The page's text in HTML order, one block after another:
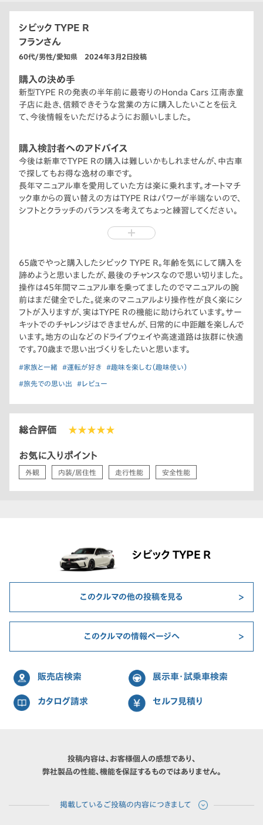
シビック TYPE R
フランさん
60代/男性/愛知県 2024年3月2日投稿
購入の決め手
新型TYPE Rの発表の半年前に最寄りのHonda Cars 江南赤童
子店に赴き、信頼できそうな営業の方に購入したいことを伝え
て、今後情報をいただけるようにお願いしました。
購入検討者へのアドバイス
今後は新車でTYPE Rの購入は難しいかもしれませんが、中古車
で探してもお得な逸材の車です。
長年マニュアル車を愛用していた方は楽に乗れます。オートマチ
ック車からの買い替えの方はTYPE Rはパワーが半端ないので、
シフトとクラッチのバランスを考えてちょっと練習してください。
65歳でやっと購入したシビック TYPE R。年齢を気にして購入を
諦めようと思いましたが、最後のチャンスなので思い切りました。
操作は45年間マニュアル車を乗ってましたのでマニュアルの腕
前はまだ健全でした。従来のマニュアルより操作性が良く楽にシ
フトが入りますが、実はTYPE Rの機能に助けられています。サー
キットでのチャレンジはできませんが、日常的に中距離を楽しんで
います。地方の山などのドライブウェイや高速道路は抜群に快適
です。70歳まで思い出づくりをしたいと思います。
#家族と一緒 #運転が好き #趣味を楽しむ（趣味使い）
#旅先での思い出 #レビュー
総合評価 ★★★★★
お気に入りポイント
外観 内装/居住性 走行性能 安全性能
シビック TYPE R
このクルマの他の投稿を見る
このクルマの情報ページへ
販売店検索 展示車・試乗車検索
カタログ請求 セルフ見積り
投稿内容は、お客様個人の感想であり、
弊社製品の性能、機能を保証するものではありません。